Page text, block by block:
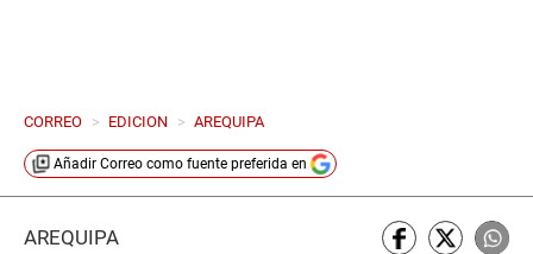
CORREO > EDICION > AREQUIPA
Añadir Correo como fuente preferida en
AREQUIPA